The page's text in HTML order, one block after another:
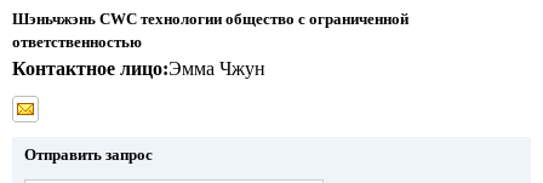
Шэньчжэнь CWC технологии общество с ограниченной
ответственностью
Контактное лицо:Эмма Чжун
Отправить запрос